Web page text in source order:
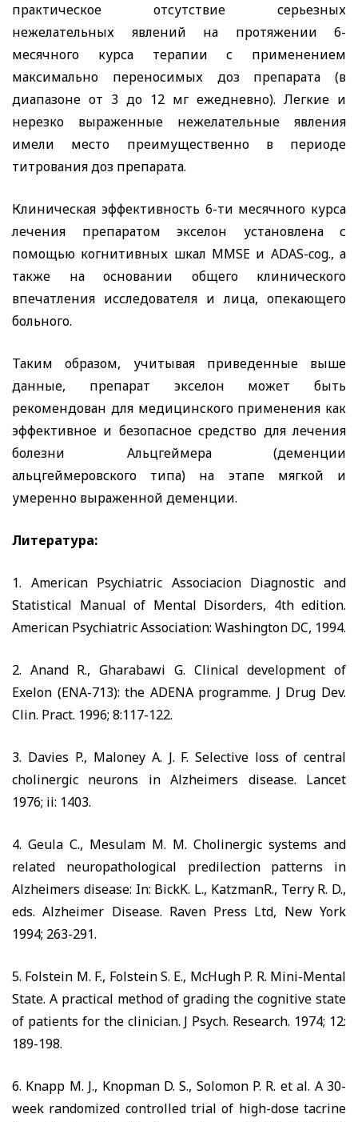
практическое отсутствие серьезных
нежелательных явлений на протяжении 6-
месячного курса терапии с применением
максимально переносимых доз препарата (в
диапазоне от 3 до 12 мг ежедневно). Легкие и
нерезко выраженные нежелательные явления
имели место преимущественно в периоде
титрования доз препарата.
Клиническая эффективность 6-ти месячного курса
лечения препаратом экселон установлена с
помощью когнитивных шкал MMSE и ADAS-cog., а
также на основании общего клинического
впечатления исследователя и лица, опекающего
больного.
Таким образом, учитывая приведенные выше
данные, препарат экселон может быть
рекомендован для медицинского применения как
эффективное и безопасное средство для лечения
болезни Альцгеймера (деменции
альцгеймеровского типа) на этапе мягкой и
умеренно выраженной деменции.
Литература:
1. American Psychiatric Associacion Diagnostic and
Statistical Manual of Mental Disorders, 4th edition.
American Psychiatric Association: Washington DC, 1994.
2. Anand R., Gharabawi G. Clinical development of
Exelon (ENA-713): the ADENA programme. J Drug Dev.
Clin. Pract. 1996; 8:117-122.
3. Davies P., Maloney A. J. F. Selective loss of central
cholinergic neurons in Alzheimers disease. Lancet
1976; ii: 1403.
4. Geula С., Mesulam M. M. Cholinergic systems and
related neuropathological predilection patterns in
Alzheimers disease: In: BickK. L., KatzmanR., Terry R. D.,
eds. Alzheimer Disease. Raven Press Ltd, New York
1994; 263-291.
5. Folstein M. F., Folstein S. E., McHugh P. R. Mini-Mental
State. A practical method of grading the cognitive state
of patients for the clinician. J Psych. Research. 1974; 12:
189-198.
6. Knapp M. J., Knopman D. S., Solomon P. R. et al. A 30-
week randomized controlled trial of high-dose tacrine